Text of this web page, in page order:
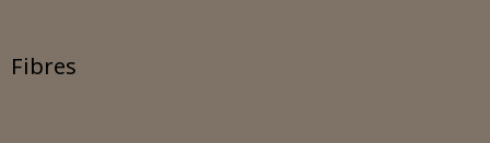
Fibres